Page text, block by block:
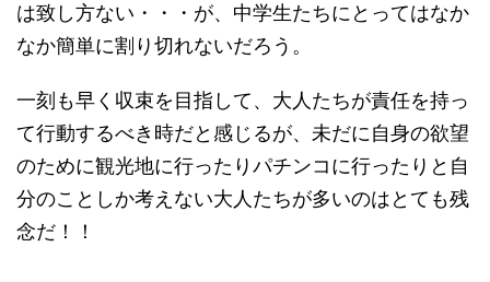
は致し方ない・・・が、中学生たちにとってはなか
なか簡単に割り切れないだろう。
一刻も早く収束を目指して、大人たちが責任を持っ
て行動するべき時だと感じるが、未だに自身の欲望
のために観光地に行ったりパチンコに行ったりと自
分のことしか考えない大人たちが多いのはとても残
念だ！！